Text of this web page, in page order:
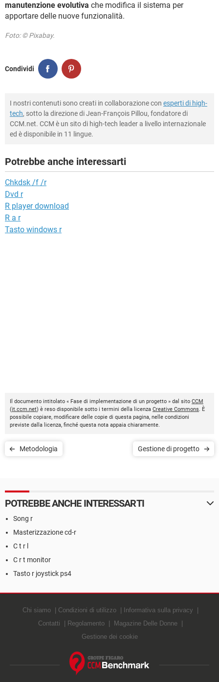
manutenzione evolutiva che modifica il sistema per
apportare delle nuove funzionalità.
Foto: © Pixabay.
Condividi
I nostri contenuti sono creati in collaborazione con esperti di high-
tech, sotto la direzione di Jean-François Pillou, fondatore di
CCM.net. CCM è un sito di high-tech leader a livello internazionale
ed è disponibile in 11 lingue.
Potrebbe anche interessarti
Chkdsk /f /r
Dvd r
R player download
R a r
Tasto windows r
Il documento intitolato « Fase di implementazione di un progetto » dal sito CCM
(it.ccm.net) è reso disponibile sotto i termini della licenza Creative Commons. È
possibile copiare, modificare delle copie di questa pagina, nelle condizioni
previste dalla licenza, finché questa nota appaia chiaramente.
Metodologia Gestione di progetto
POTREBBE ANCHE INTERESSARTI
Song r
Masterizzazione cd-r
C t r l
C r t monitor
Tasto r joystick ps4
Chi siamo Condizioni di utilizzo
Informativa sulla privacy
Contatti
Regolamento
Magazine Delle Donne
Gestione dei cookie